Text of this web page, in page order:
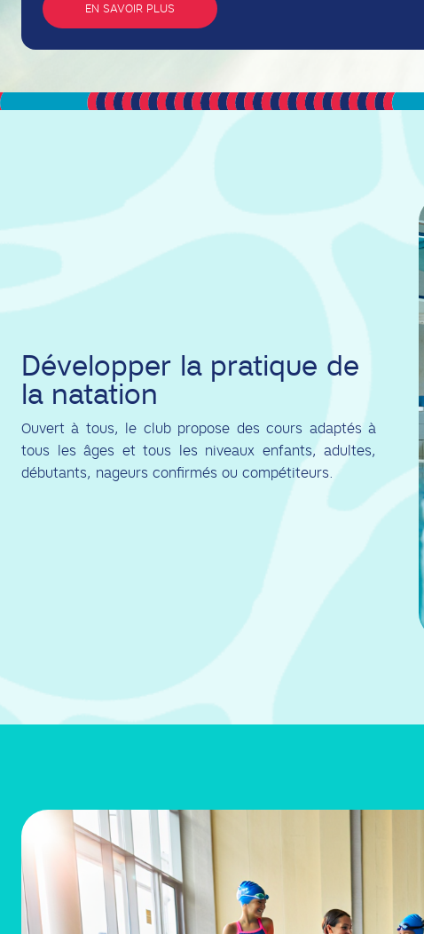
EN SAVOIR PLUS
Développer la pratique de
la natation
Ouvert à tous, le club propose des cours adaptés à
tous les âges et tous les niveaux enfants, adultes,
débutants, nageurs confirmés ou compétiteurs.